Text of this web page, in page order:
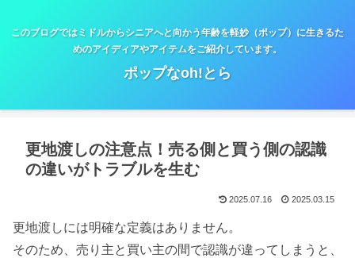
このブログではミドルからシニアへと向かう年齢を軽妙（ポップ）に生きるた
めのアイディアやアイテムをご紹介しています。
ポップなoh!とら
更地渡しの注意点！売る側と買う側の認識
の違いがトラブルを生む
2025.07.16 2025.03.15
更地渡しには明確な定義はありません。
そのため、売り主と買い主の間で認識が違ってしまうと、